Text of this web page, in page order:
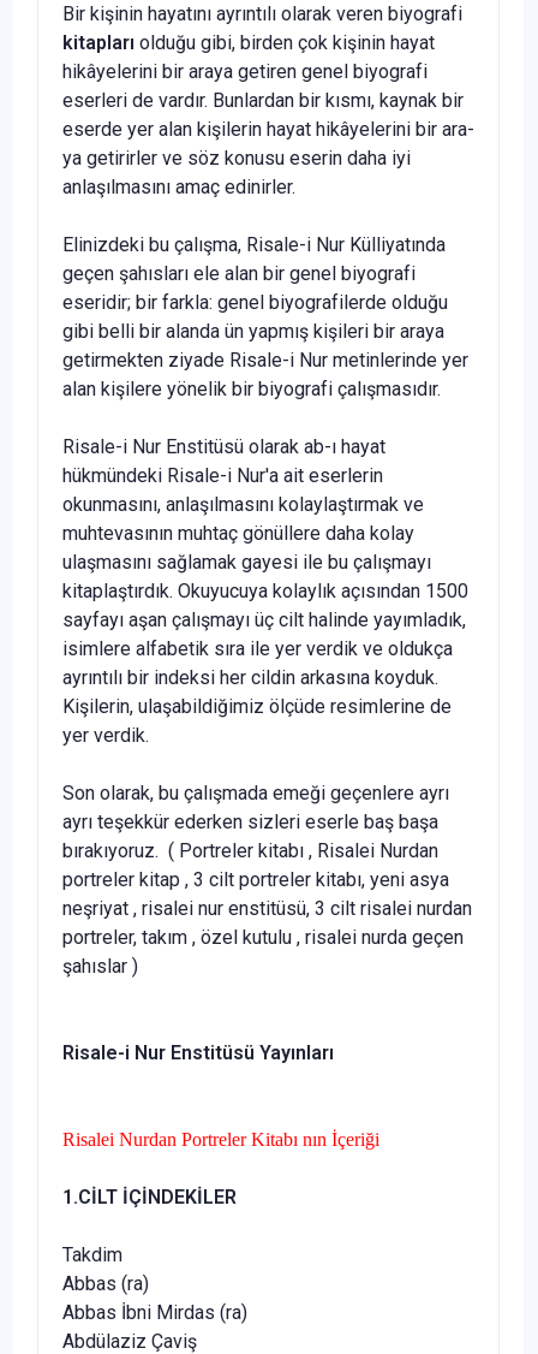
Bir kişinin hayatını ayrıntılı olarak veren biyografi
kitapları olduğu gibi, birden çok kişinin hayat
hikâyelerini bir araya getiren genel biyografi
eserleri de vardır. Bunlardan bir kısmı, kaynak bir
eserde yer alan kişilerin hayat hikâyelerini bir ara­
ya getirirler ve söz konusu eserin daha iyi
anlaşılmasını amaç edinirler.
Elinizdeki bu çalışma, Risale-i Nur Külliyatında
geçen şahısları ele alan bir ge­nel biyografi
eseridir; bir farkla: genel biyografilerde olduğu
gibi belli bir alanda ün yapmış kişileri bir araya
getirmekten ziyade Risale-i Nur metinlerinde yer
alan kişilere yönelik bir biyografi çalışmasıdır.
Risale-i Nur Enstitüsü olarak ab-ı hayat
hükmündeki Risale-i Nur'a ait eserle­rin
okunmasını, anlaşılmasını kolaylaştırmak ve
muhtevasının muhtaç gönüllere daha kolay
ulaşmasını sağlamak gayesi ile bu çalışmayı
kitaplaştırdık. Okuyucuya kolaylık açısından 1500
sayfayı aşan çalışmayı üç cilt halinde yayımladık,
isimlere alfabetik sıra ile yer verdik ve oldukça
ayrıntılı bir indeksi her cildin arkasına koy­duk.
Kişilerin, ulaşabildiğimiz ölçüde resimlerine de
yer verdik.
Son olarak, bu çalışmada emeği geçenlere ayrı
ayrı teşekkür ederken sizleri eser­le baş başa
bırakıyoruz. ( Portreler kitabı , Risalei Nurdan
portreler kitap , 3 cilt portreler kitabı, yeni asya
neşriyat , risalei nur enstitüsü, 3 cilt risalei nurdan
portreler, takım , özel kutulu , risalei nurda geçen
şahıslar )
Risale-i Nur Enstitüsü Yayınları
Risalei Nurdan Portreler Kitabı nın İçeriği
1.CİLT İÇİNDEKİLER
Takdim
Abbas (ra)
Abbas İbni Mirdas (ra)
Abdülaziz Çaviş